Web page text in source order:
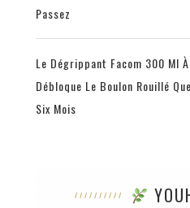
Passez
Le Dégrippant Facom 300 Ml
Débloque Le Boulon Rouillé
Six Mois